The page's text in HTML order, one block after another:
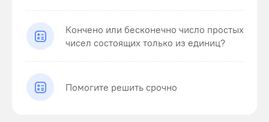
Кончено или бесконечно число простых
чисел состоящих только из единиц?
Помогите решить срочно